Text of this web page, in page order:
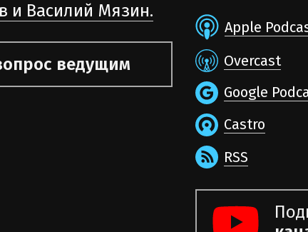
и Василий Мязин.
ведущим
Apple
Overcast
Google
Castro
RSS